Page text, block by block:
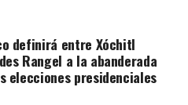
definirá entre Xóchitl
Rangel a la abanderada
elecciones presidenciales